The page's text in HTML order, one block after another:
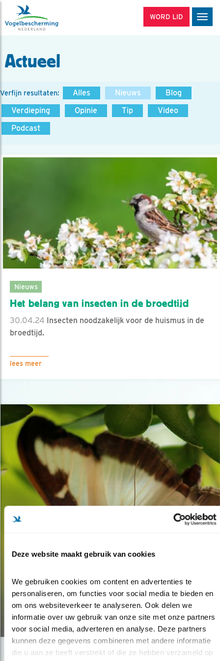
Deze website maakt gebruik van cookies
We gebruiken cookies om content en advertenties te
personaliseren, om functies voor social media te bieden en
om ons websiteverkeer te analyseren. Ook delen we
informatie over uw gebruik van onze site met onze partners
voor social media, adverteren en analyse. Deze partners
kunnen deze gegevens combineren met andere informatie
die u aan ze heeft verstrekt of die ze hebben verzameld op
WORD LID
Actueel
Verfijn resultaten: Alles Nieuws
Blog
Verdieping
Opinie Tip
Video
Podcast
Nieuws
Het belang van insecten in de broedtijd
30.04.24 Insecten noodzakelijk voor de huismus in de
broedtijd.
lees meer
Nieuws
IS DE BUXUS VERLOREN?
31.05.18